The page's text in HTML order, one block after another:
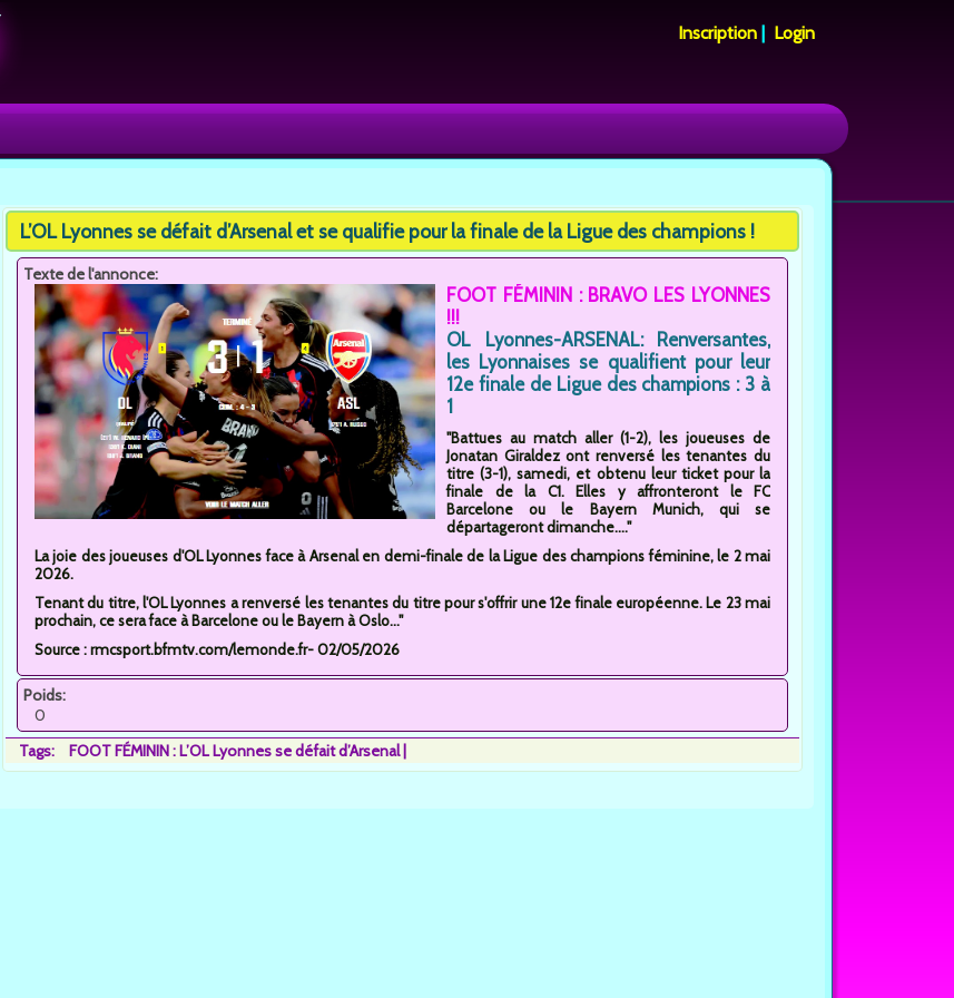
Inscription | Login
You are here
L’OL Lyonnes se défait d’Arsenal et se qualifie pour la finale de la Ligue des champions !
Texte de l'annonce:
FOOT FÉMININ : BRAVO LES LYONNES
!!!
OL Lyonnes-ARSENAL: Renversantes,
les Lyonnaises se qualifient pour leur
12e finale de Ligue des champions : 3 à
1
"Battues au match aller (1-2), les joueuses de
Jonatan Giraldez ont renversé les tenantes du
titre (3-1), samedi, et obtenu leur ticket pour la
finale de la C1. Elles y affronteront le FC
Barcelone ou le Bayern Munich, qui se
départageront dimanche...."
La joie des joueuses d'OL Lyonnes face à Arsenal en demi-finale de la Ligue des champions féminine, le 2 mai
2026.
Tenant du titre, l'OL Lyonnes a renversé les tenantes du titre pour s'offrir une 12e finale européenne. Le 23 mai
prochain, ce sera face à Barcelone ou le Bayern à Oslo..."
Source : rmcsport.bfmtv.com/lemonde.fr- 02/05/2026
Poids:
0
Tags:
FOOT FÉMININ : L’OL Lyonnes se défait d’Arsenal